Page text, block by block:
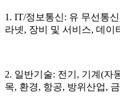
1. IT/정보통신: 유 무선통
라넷, 장비 및 서비스, 데이
2. 일반기술: 전기, 기계(자
목, 환경, 항공, 방위산업,